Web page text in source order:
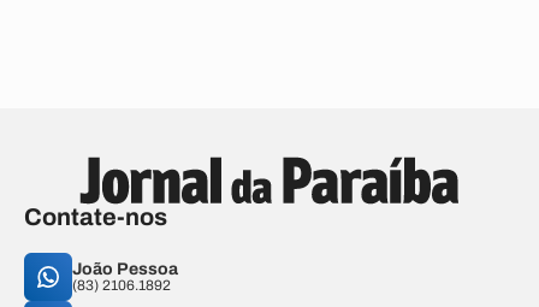
Contate-nos
João Pessoa
(83) 2106.1892